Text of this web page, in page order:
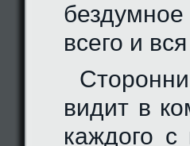
всего и
видит в
каждого